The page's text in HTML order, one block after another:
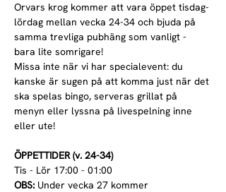
Orvars krog kommer att vara öppet tisdag-
lördag mellan vecka 24-34 och bjuda på
samma trevliga pubhäng som vanligt -
bara lite somrigare!
Missa inte när vi har specialevent: du
kanske är sugen på att komma just när det
ska spelas bingo, serveras grillat på
menyn eller lyssna på livespelning inne
eller ute!
ÖPPETTIDER (v. 24-34)
Tis - Lör 17:00 - 01:00
OBS: Under vecka 27 kommer